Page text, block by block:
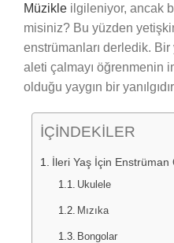
Müzikle ilgileniyor, ancak
misiniz? Bu yüzden
enstrümanları derledik.
aleti çalmayı öğrenmenin
olduğu yaygın bir
İÇİNDEKİLER
İleri Yaş İçin Enstrüman
Ukulele
Mızıka
Bongolar